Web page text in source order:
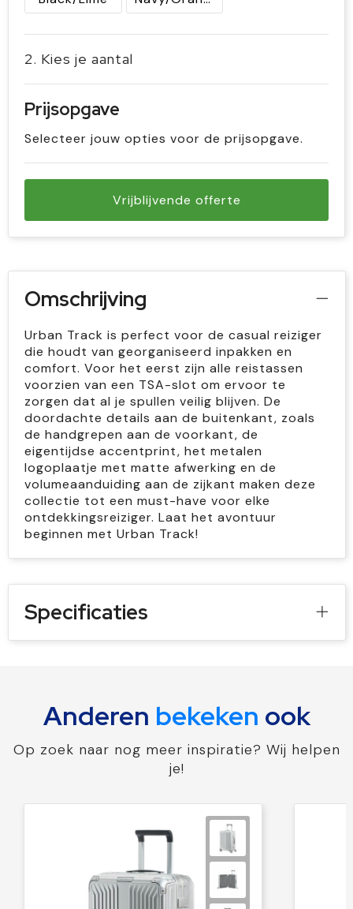
2. Kies je aantal
Prijsopgave
Selecteer jouw opties voor de prijsopgave.
Vrijblijvende offerte
Omschrijving
Urban Track is perfect voor de casual reiziger
die houdt van georganiseerd inpakken en
comfort. Voor het eerst zijn alle reistassen
voorzien van een TSA-slot om ervoor te
zorgen dat al je spullen veilig blijven. De
doordachte details aan de buitenkant, zoals
de handgrepen aan de voorkant, de
eigentijdse accentprint, het metalen
logoplaatje met matte afwerking en de
volumeaanduiding aan de zijkant maken deze
collectie tot een must-have voor elke
ontdekkingsreiziger. Laat het avontuur
beginnen met Urban Track!
Specificaties
Anderen bekeken ook
Op zoek naar nog meer inspiratie? Wij helpen
je!